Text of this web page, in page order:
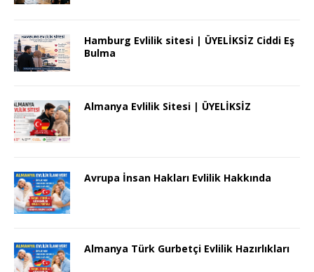
Hamburg Evlilik sitesi | ÜYELİKSİZ Ciddi Eş
Bulma
Almanya Evlilik Sitesi | ÜYELİKSİZ
Avrupa İnsan Hakları Evlilik Hakkında
Almanya Türk Gurbetçi Evlilik Hazırlıkları